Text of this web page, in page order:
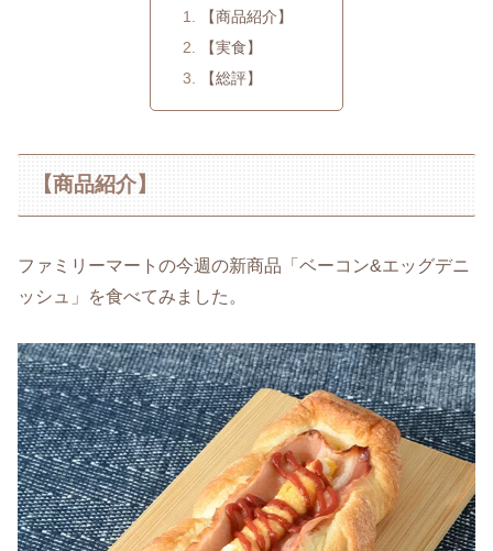
【商品紹介】
【実食】
【総評】
【商品紹介】
ファミリーマートの今週の新商品「ベーコン&エッグデニ
ッシュ」を食べてみました。